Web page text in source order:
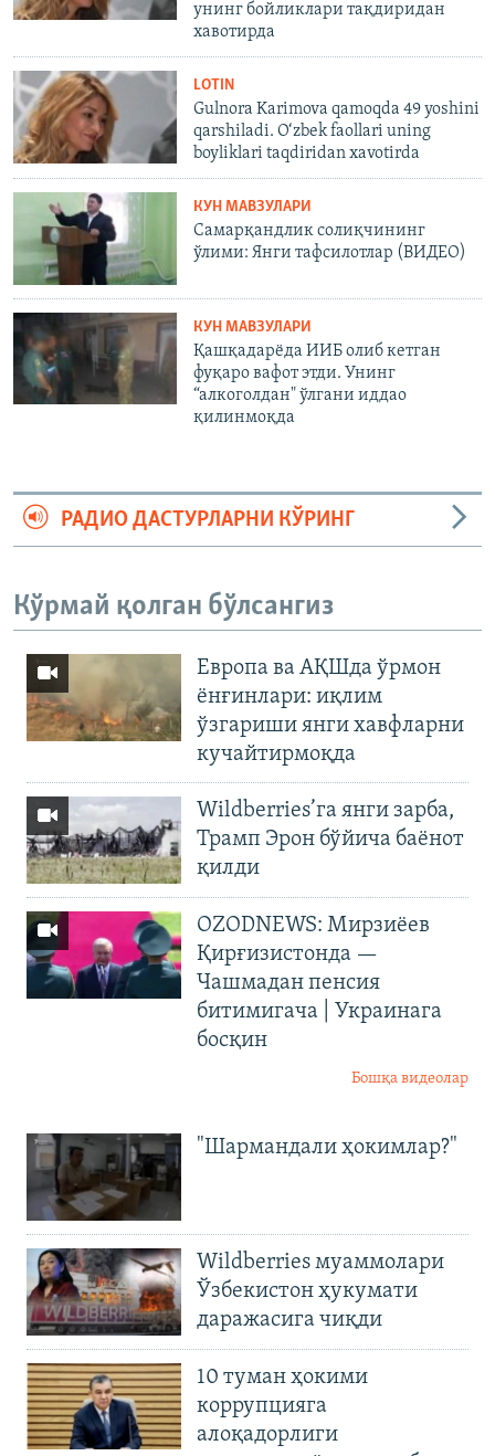
унинг бойликлари тақдиридан
хавотирда
LOTIN
Gulnora Karimova qamoqda 49 yoshini
qarshiladi. O‘zbek faollari uning
boyliklari taqdiridan xavotirda
КУН МАВЗУЛАРИ
Самарқандлик солиқчининг
ўлими: Янги тафсилотлар (ВИДЕО)
КУН МАВЗУЛАРИ
Қашқадарёда ИИБ олиб кетган
фуқаро вафот этди. Унинг
“алкоголдан" ўлгани иддао
қилинмоқда
РАДИО ДАСТУРЛАРНИ КЎРИНГ
Кўрмай қолган бўлсангиз
Европа ва АҚШда ўрмон
ёнғинлари: иқлим
ўзгариши янги хавфларни
кучайтирмоқда
Wildberries’га янги зарба,
Трамп Эрон бўйича баёнот
қилди
OZODNEWS: Мирзиёев
Қирғизистонда —
Чашмадан пенсия
битимигача | Украинага
босқин
Бошқа видеолар
"Шармандали ҳокимлар?"
Wildberries муаммолари
Ўзбекистон ҳукумати
даражасига чиқди
10 туман ҳокими
коррупцияга
алоқадорлиги